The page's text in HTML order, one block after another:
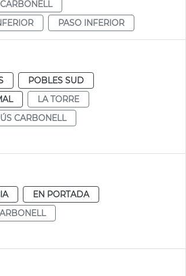
PASO INFERIOR
POBLES SUD
LA TORRE
CARBONELL
EN PORTADA